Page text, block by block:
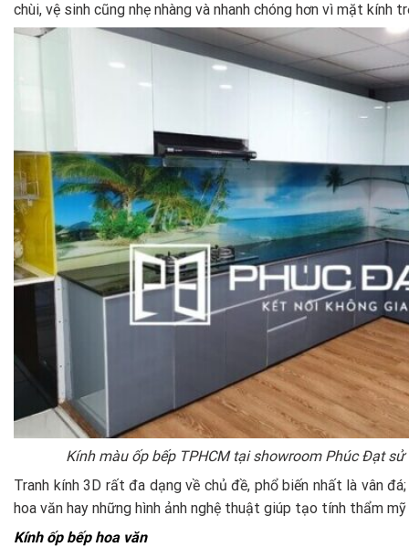
chùi, vệ sinh cũng nhẹ nhàng và nhanh chóng hơn vì mặt kính
Kính màu ốp bếp TPHCM tại showroom Phúc Đạt
Tranh kính 3D rất đa dạng về chủ đề, phổ biến nhất là vân
hoa văn hay những hình ảnh nghệ thuật giúp tạo tính thẩm mỹ
Kính ốp bếp hoa văn